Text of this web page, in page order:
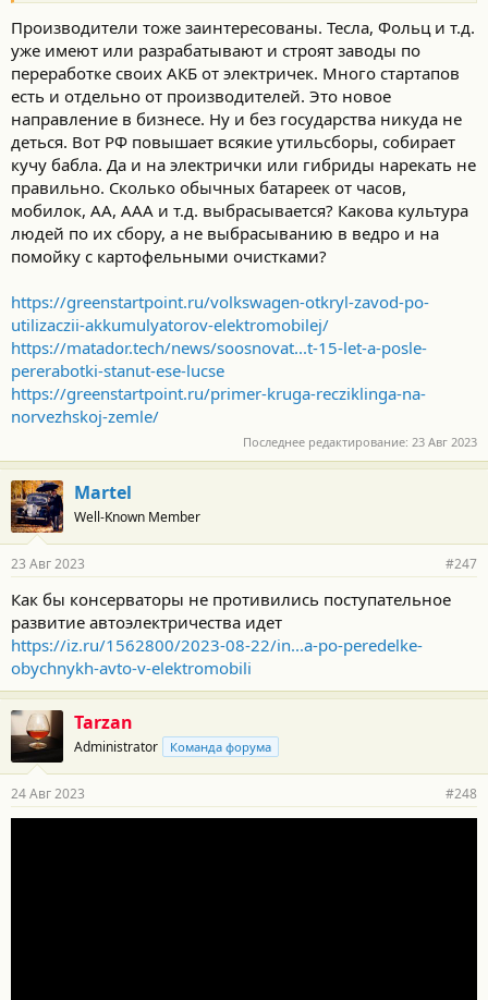
Производители тоже заинтересованы. Тесла, Фольц и т.д.
уже имеют или разрабатывают и строят заводы по
переработке своих АКБ от электричек. Много стартапов
есть и отдельно от производителей. Это новое
направление в бизнесе. Ну и без государства никуда не
деться. Вот РФ повышает всякие утильсборы, собирает
кучу бабла. Да и на электрички или гибриды нарекать не
правильно. Сколько обычных батареек от часов,
мобилок, АА, ААА и т.д. выбрасывается? Какова культура
людей по их сбору, а не выбрасыванию в ведро и на
помойку с картофельными очистками?
https://greenstartpoint.ru/volkswagen-otkryl-zavod-po-
utilizaczii-akkumulyatorov-elektromobilej/
https://matador.tech/news/soosnovat...t-15-let-a-posle-
pererabotki-stanut-ese-lucse
https://greenstartpoint.ru/primer-kruga-recziklinga-na-
norvezhskoj-zemle/
Последнее редактирование: 23 Авг 2023
Martel
Well-Known Member
23 Авг 2023 #247
Как бы консерваторы не противились поступательное
развитие автоэлектричества идет
https://iz.ru/1562800/2023-08-22/in...a-po-peredelke-
obychnykh-avto-v-elektromobili
Tarzan
Administrator Команда форума
24 Авг 2023 #248